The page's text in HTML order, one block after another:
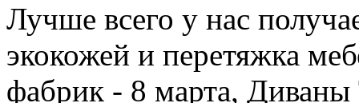
Лучше всего у нас
экокожей и перетяжка
фабрик - 8 марта,